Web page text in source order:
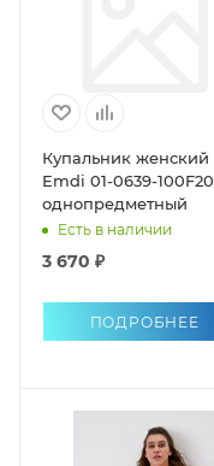
Купальник женский
Emdi 01-0639-100F20
однопредметный
Есть в наличии
3 670 ₽
ПОДРОБНЕЕ